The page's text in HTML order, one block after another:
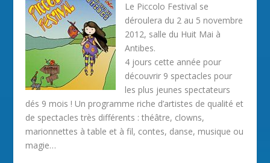
Le Piccolo Festival se
déroulera du 2 au 5 novembre
2012, salle du Huit Mai à
Antibes.
4 jours cette année pour
découvrir 9 spectacles pour
les plus jeunes spectateurs
dés 9 mois ! Un programme riche d’artistes de qualité et
de spectacles très différents : théâtre, clowns,
marionnettes à table et à fil, contes, danse, musique ou
magie…